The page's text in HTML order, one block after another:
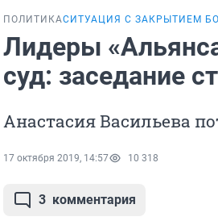
ПОЛИТИКАСИТУАЦИЯ С ЗАКРЫТИЕМ
Лидеры
суд: заседание
Анастасия Васильева
17 октября 2019, 14:57 10 318
3 комментария